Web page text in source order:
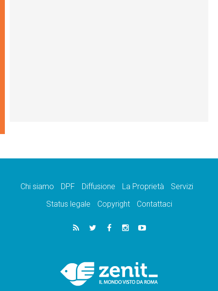
Chi siamo DPF Diffusione La Proprietà
Servizi
Status legale
Copyright Contattaci